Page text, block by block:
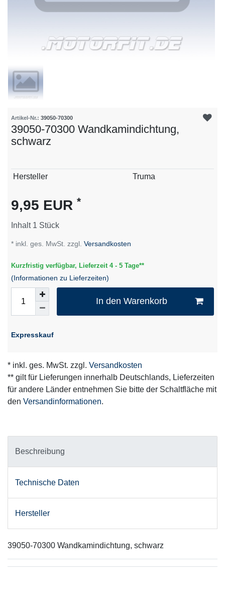
Artikel-Nr.: 39050-70300
39050-70300 Wandkamindichtung,
schwarz
Technisches
Wert
Hersteller Truma
9,95 EUR *
Inhalt 1 Stück
* inkl. ges. MwSt. zzgl. Versandkosten
Kurzfristig verfügbar, Lieferzeit 4 - 5 Tage**
(Informationen zu Lieferzeiten)
In den Warenkorb
Expresskauf
* inkl. ges. MwSt. zzgl. Versandkosten
** gilt für Lieferungen innerhalb Deutschlands, Lieferzeiten
für andere Länder entnehmen Sie bitte der Schaltfläche mit
den Versandinformationen.
Beschreibung
Technische Daten
Hersteller
39050-70300 Wandkamindichtung, schwarz